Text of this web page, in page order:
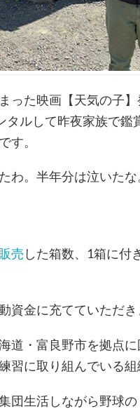
った映画【天気の子
タルして昨夜家族で鑑
す。
わ。半年分は泣いた
売 した箱数、1箱に付
資金に充てていただき
道・富良野市を拠点
習に取り組んでいる組
団生活しながら野球